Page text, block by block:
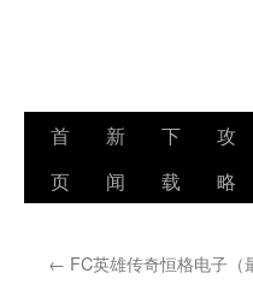
首
页
新
闻
下
载
攻
略
← FC英雄传奇恒格电子（